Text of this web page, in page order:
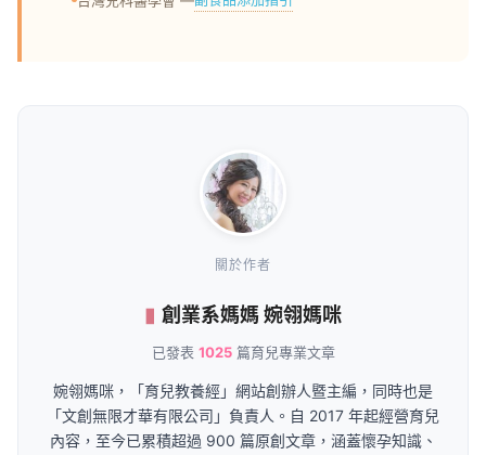
關於作者
創業系媽媽 婉翎媽咪
已發表 1025篇育兒專業文章
婉翎媽咪，「育兒教養經」網站創辦人暨主編，同時也是
「文創無限才華有限公司」負責人。自 2017 年起經營育兒
內容，至今已累積超過 900 篇原創文章，涵蓋懷孕知識、